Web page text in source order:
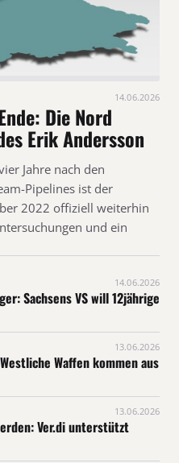
14.06.2026
Die Nord
Erik Andersson
Jahre nach den
Pipelines ist der
2022 offiziell weiterhin
und ein
14.06.2026
Sachsens VS will 12jährige
13.06.2026
Waffen kommen aus
13.06.2026
Ver.di unterstützt